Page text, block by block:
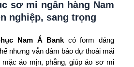
sơ mi ngân hàng Nam
nghiệp, sang trọng
Nam Á Bankcó form dáng
nhưng vẫn đảm bảo dự thoải mái
áo mịn, phẳng, giúp áo sơ mi